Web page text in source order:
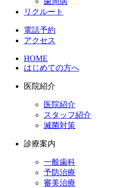
リクルート
電話予約
アクセス
HOME
はじめての方へ
医院紹介
医院紹介
スタッフ紹介
滅菌対策
診療案内
一般歯科
予防治療
審美治療